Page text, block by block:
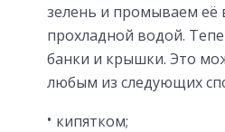
зелень и промываем её
прохладной водой.
банки и крышки. Это
любым из следующих
кипятком;